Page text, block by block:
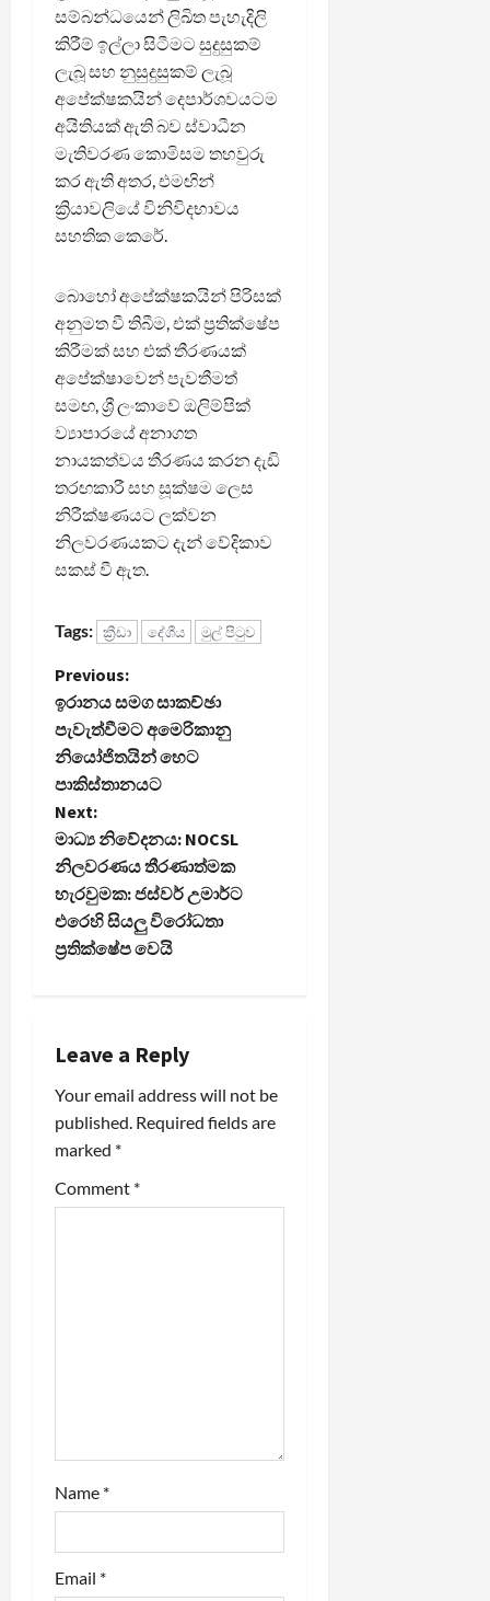
සම්බන්ධයෙන් ලිඛිත පැහැදිලි
කිරීම් ඉල්ලා සිටීමට සුදුසුකම්
ලැබූ සහ නුසුදුසුකම් ලැබූ
අපේක්ෂකයින් දෙපාර්ශවයටම
අයිතියක් ඇති බව ස්වාධීන
මැතිවරණ කොමිසම තහවුරු
කර ඇති අතර, එමඟින්
ක්‍රියාවලියේ විනිවිදභාවය
සහතික කෙරේ.
බොහෝ අපේක්ෂකයින් පිරිසක්
අනුමත වී තිබීම, එක් ප්‍රතික්ෂේප
කිරීමක් සහ එක් තීරණයක්
අපේක්ෂාවෙන් පැවතීමත්
සමඟ, ශ්‍රී ලංකාවේ ඔලිම්පික්
ව්‍යාපාරයේ අනාගත
නායකත්වය තීරණය කරන දැඩි
තරඟකාරී සහ සූක්ෂම ලෙස
නිරීක්ෂණයට ලක්වන
නිලවරණයකට දැන් වේදිකාව
සකස් වී ඇත.
Tags: ක්‍රීඩා දේශීය මුල් පිටුව
P
o
s
t
n
a
v
g
a
t
i
Previous:
ඉරානය සමග සාකච්ඡා
පැවැත්වීමට අමෙරිකානු
නියෝජිතයින් හෙට
පාකිස්තානයට
Next:
මාධ්‍ය නිවේදනය: NOCSL
නිලවරණය තීරණාත්මක
හැරවුමක: ජස්වර් උමාර්ට
එරෙහි සියලු විරෝධතා
ප්‍රතික්ෂේප වෙයි
Leave a Reply
Your email address will not be
published. Required fields are
marked *
Comment *
Name *
Email *